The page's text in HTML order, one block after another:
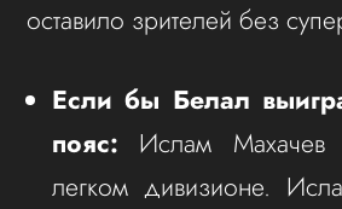
оставило зрителей без
Если бы Белал
пояс: Ислам
легком дивизионе.